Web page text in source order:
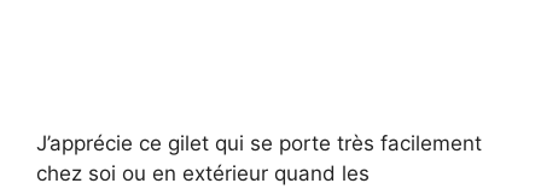
J’apprécie ce gilet qui se porte très facilement
chez soi ou en extérieur quand les